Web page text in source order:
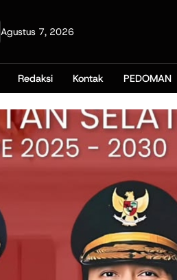
Agustus 7, 2026
Redaksi Kontak PEDOMAN